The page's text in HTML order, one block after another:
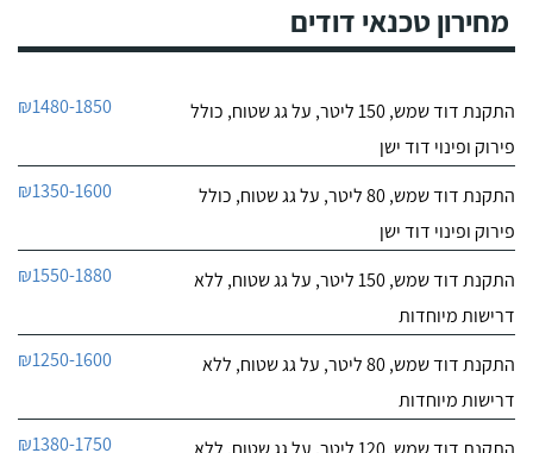
מחירון טכנאי דודים
התקנת דוד שמש, 150 ליטר, על גג שטוח, כולל
פירוק ופינוי דוד ישן
₪1480-1850
התקנת דוד שמש, 80 ליטר, על גג שטוח, כולל
פירוק ופינוי דוד ישן
₪1350-1600
התקנת דוד שמש, 150 ליטר, על גג שטוח, ללא
דרישות מיוחדות
₪1550-1880
התקנת דוד שמש, 80 ליטר, על גג שטוח, ללא
דרישות מיוחדות
₪1250-1600
₪1380-1750